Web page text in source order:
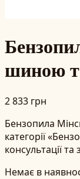
шиною
2 833 грн
Бензопила
категорії
консультації
Немає в